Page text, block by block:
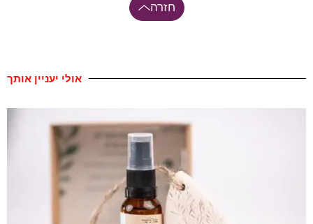
חזרה
אולי יעניין אותך